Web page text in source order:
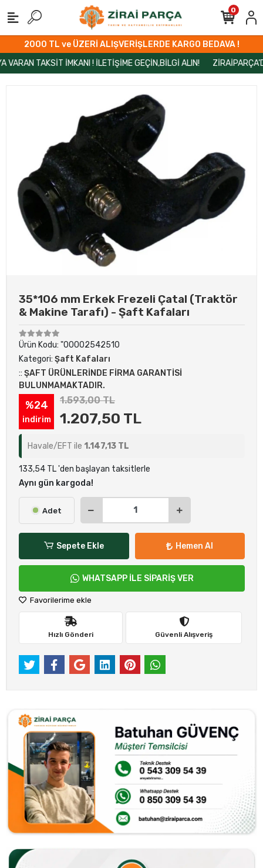
2000 TL ve ÜZERİ ALIŞVERİŞLERDE KARGO BEDAVA !
TAKSİT İMKANI ! İLETİŞİME GEÇİN,BİLGİ ALIN!
ZİRAİPARÇA’DA
0
35*106 mm Erkek Frezeli Çatal (Traktör
& Makine Tarafı) - Şaft Kafaları
Ürün Kodu: "00002542510
Kategori: Şaft Kafaları
:: ŞAFT ÜRÜNLERİNDE FİRMA GARANTİSİ
BULUNMAMAKTADIR.
%24
indirim
1.593,00 TL
1.207,50 TL
Havale/EFT ile 1.147,13 TL
133,54 TL 'den başlayan taksitlerle
Aynı gün kargoda!
Adet
Sepete Ekle Hemen Al
WHATSAPP İLE SİPARİŞ VER
Favorilerime ekle
Hızlı Gönderi Güvenli Alışveriş